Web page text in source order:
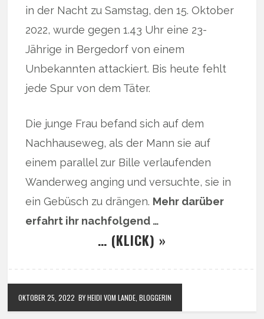
in der Nacht zu Samstag, den 15. Oktober
2022, wurde gegen 1.43 Uhr eine 23-
Jährige in Bergedorf von einem
Unbekannten attackiert. Bis heute fehlt
jede Spur von dem Täter.
Die junge Frau befand sich auf dem
Nachhauseweg, als der Mann sie auf
einem parallel zur Bille verlaufenden
Wanderweg anging und versuchte, sie in
ein Gebüsch zu drängen. Mehr darüber
erfahrt ihr nachfolgend …
… (KLICK) »
OKTOBER 25, 2022 BY HEIDI VOM LANDE, BLOGGERIN